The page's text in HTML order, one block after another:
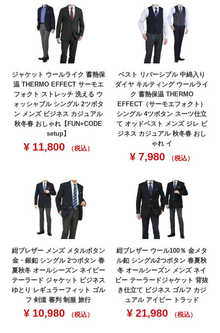
ジャケット ウールライク 蓄熱保
温 THERMO EFFECT サーモエ
フォクト ストレッチ 洗える ウ
ォッシャブル シングル 2ツボタ
ン メンズ ビジネス カジュアル
秋冬春 おしゃれ【FUN+CODE
setup】
¥ 11,800 （税込）
ベスト リバーシブル 中綿入り
ダイヤ キルティング ウールライ
ク 蓄熱保温 THERMO
EFFECT（サーモエフォクト）
シングル 4ツボタン スーツ仕立
て オッドベスト メンズ ジレ ビ
ジネス カジュアル 秋冬春 おし
ゃれ イ
¥ 7,980 （税込）
紺ブレザー メンズ メタルボタン
金・銀釦 シングル 2つボタン 春
夏秋冬 オールシーズン ネイビー
テーラード ジャケット ビジネス
ゆとり レギュラーフィット ゴル
フ 剣道 審判 制服 旅行
¥ 10,980 （税込）
紺ブレザー ウール100％ 金メタ
ル釦 シングル2つボタン 春夏秋
冬 オールシーズン メンズ ネイ
ビー テーラードジャケット 背抜
き仕立て ビジネス ゴルフ カジ
ュアル アイビー トラッド
¥ 21,980 （税込）